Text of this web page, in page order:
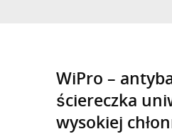
WiPro –
ściereczka
wysokiej